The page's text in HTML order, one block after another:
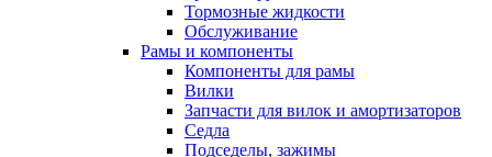
Тормозные жидкости
Обслуживание
Рамы и компоненты
Компоненты для рамы
Вилки
Запчасти для вилок и амортизаторов
Седла
Подседелы, зажимы